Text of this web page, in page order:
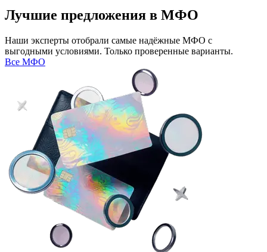
Лучшие предложения в МФО
Наши эксперты отобрали самые надёжные МФО с
выгодными условиями. Только проверенные варианты.
Все МФО